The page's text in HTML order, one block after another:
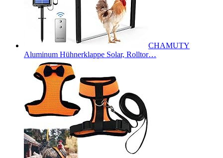
CHAMUTY
Aluminum Hühnerklappe Solar, Rolltor…